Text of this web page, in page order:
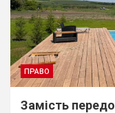
ПРАВО
Замість